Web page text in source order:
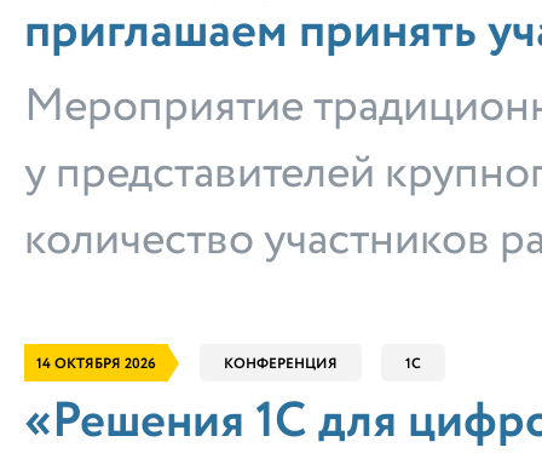
приглашаем принять
Мероприятие
у представителей
количество участников
14 ОКТЯБРЯ 2026 КОНФЕРЕНЦИЯ 1С
«Решения 1С для